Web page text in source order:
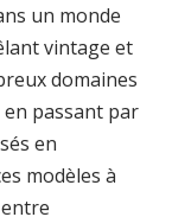
un monde
vintage et
domaines
en passant par
en
modèles à